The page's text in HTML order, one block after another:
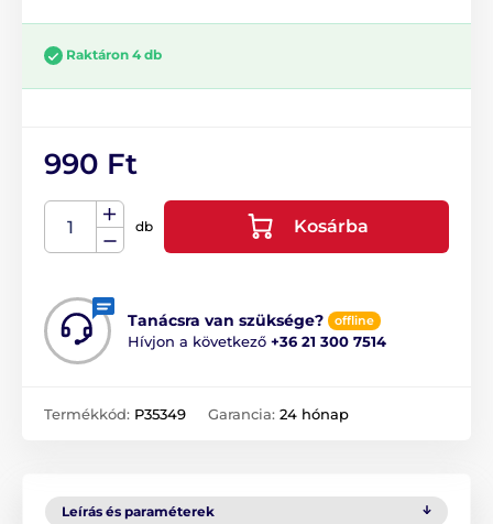
Raktáron 4 db
990 Ft
db Kosárba
Tanácsra van szüksége? offline
Hívjon a következő +36 21 300 7514
Termékkód: P35349 Garancia: 24 hónap
Leírás és paraméterek